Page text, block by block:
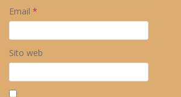
Email *
Sito web